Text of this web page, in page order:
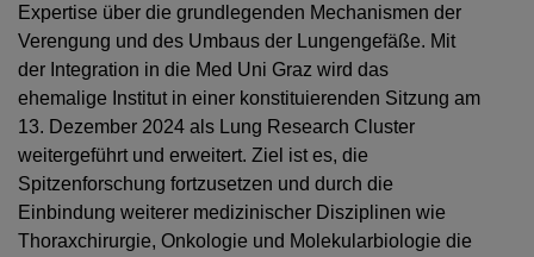
Expertise über die grundlegenden Mechanismen der
Verengung und des Umbaus der Lungengefäße. Mit
der Integration in die Med Uni Graz wird das
ehemalige Institut in einer konstituierenden Sitzung am
13. Dezember 2024 als Lung Research Cluster
weitergeführt und erweitert. Ziel ist es, die
Spitzenforschung fortzusetzen und durch die
Einbindung weiterer medizinischer Disziplinen wie
Thoraxchirurgie, Onkologie und Molekularbiologie die